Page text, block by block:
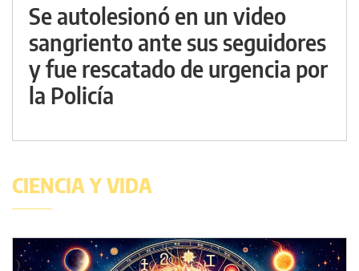
Se autolesionó en un video
sangriento ante sus seguidores
y fue rescatado de urgencia por
la Policía
CIENCIA Y VIDA